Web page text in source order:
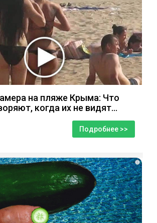
на пляже Крыма: Что
когда их не видят...
Подробнее >>
i